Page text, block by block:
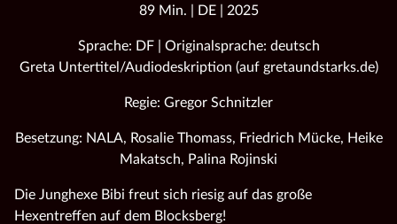
89 Min. | DE | 2025
Sprache: DF | Originalsprache: deutsch
Greta Untertitel/Audiodeskription (auf gretaundstarks.de)
Regie: Gregor Schnitzler
Besetzung: NALA, Rosalie Thomass, Friedrich Mücke, Heike
Makatsch, Palina Rojinski
Die Junghexe Bibi freut sich riesig auf das große
Hexentreffen auf dem Blocksberg!